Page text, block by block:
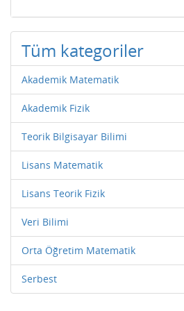
Tüm kategoriler
Akademik Matematik
Akademik Fizik
Teorik Bilgisayar Bilimi
Lisans Matematik
Lisans Teorik Fizik
Veri Bilimi
Orta Öğretim Matematik
Serbest